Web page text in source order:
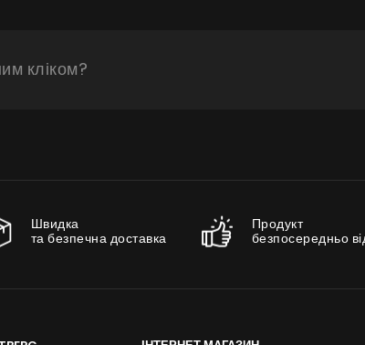
кліком?
Швидка
та безпечна доставка
Продукт
безпосередньо